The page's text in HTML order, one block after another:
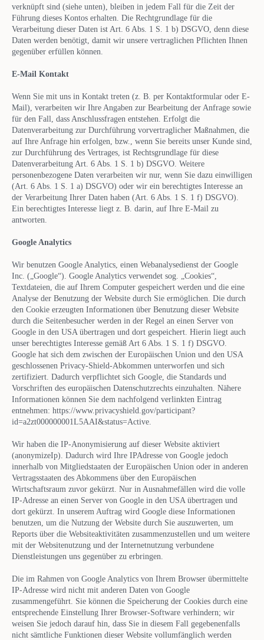
verknüpft sind (siehe unten), bleiben in jedem Fall für die Zeit der
Führung dieses Kontos erhalten. Die Rechtgrundlage für die
Verarbeitung dieser Daten ist Art. 6 Abs. 1 S. 1 b) DSGVO, denn diese
Daten werden benötigt, damit wir unsere vertraglichen Pflichten Ihnen
gegenüber erfüllen können.
E-Mail Kontakt
Wenn Sie mit uns in Kontakt treten (z. B. per Kontaktformular oder E-
Mail), verarbeiten wir Ihre Angaben zur Bearbeitung der Anfrage sowie
für den Fall, dass Anschlussfragen entstehen. Erfolgt die
Datenverarbeitung zur Durchführung vorvertraglicher Maßnahmen, die
auf Ihre Anfrage hin erfolgen, bzw., wenn Sie bereits unser Kunde sind,
zur Durchführung des Vertrages, ist Rechtsgrundlage für diese
Datenverarbeitung Art. 6 Abs. 1 S. 1 b) DSGVO. Weitere
personenbezogene Daten verarbeiten wir nur, wenn Sie dazu einwilligen
(Art. 6 Abs. 1 S. 1 a) DSGVO) oder wir ein berechtigtes Interesse an
der Verarbeitung Ihrer Daten haben (Art. 6 Abs. 1 S. 1 f) DSGVO).
Ein berechtigtes Interesse liegt z. B. darin, auf Ihre E-Mail zu
antworten.
Google Analytics
Wir benutzen Google Analytics, einen Webanalysedienst der Google
Inc. („Google“). Google Analytics verwendet sog. „Cookies“,
Textdateien, die auf Ihrem Computer gespeichert werden und die eine
Analyse der Benutzung der Website durch Sie ermöglichen. Die durch
den Cookie erzeugten Informationen über Benutzung dieser Website
durch die Seitenbesucher werden in der Regel an einen Server von
Google in den USA übertragen und dort gespeichert. Hierin liegt auch
unser berechtigtes Interesse gemäß Art 6 Abs. 1 S. 1 f) DSGVO.
Google hat sich dem zwischen der Europäischen Union und den USA
geschlossenen Privacy-Shield-Abkommen unterworfen und sich
zertifiziert. Dadurch verpflichtet sich Google, die Standards und
Vorschriften des europäischen Datenschutzrechts einzuhalten. Nähere
Informationen können Sie dem nachfolgend verlinkten Eintrag
entnehmen: https://www.privacyshield.gov/participant?
id=a2zt000000001L5AAI&status=Active.
Wir haben die IP-Anonymisierung auf dieser Website aktiviert
(anonymizeIp). Dadurch wird Ihre IPAdresse von Google jedoch
innerhalb von Mitgliedstaaten der Europäischen Union oder in anderen
Vertragsstaaten des Abkommens über den Europäischen
Wirtschaftsraum zuvor gekürzt. Nur in Ausnahmefällen wird die volle
IP-Adresse an einen Server von Google in den USA übertragen und
dort gekürzt. In unserem Auftrag wird Google diese Informationen
benutzen, um die Nutzung der Website durch Sie auszuwerten, um
Reports über die Websiteaktivitäten zusammenzustellen und um weitere
mit der Websitenutzung und der Internetnutzung verbundene
Dienstleistungen uns gegenüber zu erbringen.
Die im Rahmen von Google Analytics von Ihrem Browser übermittelte
IP-Adresse wird nicht mit anderen Daten von Google
zusammengeführt. Sie können die Speicherung der Cookies durch eine
entsprechende Einstellung Ihrer Browser-Software verhindern; wir
weisen Sie jedoch darauf hin, dass Sie in diesem Fall gegebenenfalls
nicht sämtliche Funktionen dieser Website vollumfänglich werden